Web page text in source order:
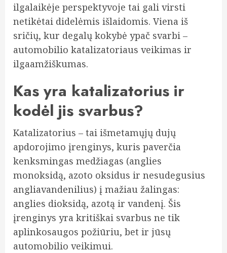
ilgalaikėje perspektyvoje tai gali virsti
netikėtai didelėmis išlaidomis. Viena iš
sričių, kur degalų kokybė ypač svarbi –
automobilio katalizatoriaus veikimas ir
ilgaamžiškumas.
Kas yra katalizatorius ir
kodėl jis svarbus?
Katalizatorius – tai išmetamųjų dujų
apdorojimo įrenginys, kuris paverčia
kenksmingas medžiagas (anglies
monoksidą, azoto oksidus ir nesudegusius
angliavandenilius) į mažiau žalingas:
anglies dioksidą, azotą ir vandenį. Šis
įrenginys yra kritiškai svarbus ne tik
aplinkosaugos požiūriu, bet ir jūsų
automobilio veikimui.